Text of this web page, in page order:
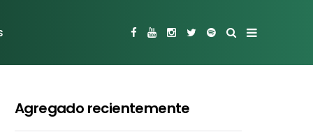
Agregado recientemente